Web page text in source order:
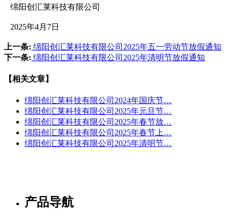
绵阳创汇莱科技有限公司
2025年4月7日
上一条: 绵阳创汇莱科技有限公司2025年五一劳动节放假通知
下一条: 绵阳创汇莱科技有限公司2025年清明节放假通知
【相关文章】
绵阳创汇莱科技有限公司2024年国庆节…
绵阳创汇莱科技有限公司2025年元旦节…
绵阳创汇莱科技有限公司2025年春节放…
绵阳创汇莱科技有限公司2025年春节上…
绵阳创汇莱科技有限公司2025年清明节…
产品导航